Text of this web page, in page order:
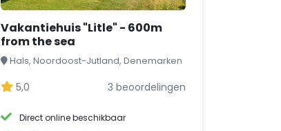
Vakantiehuis "Litle" - 600m
from the sea
Hals, Noordoost-Jutland, Denemarken
5,0 3 beoordelingen
Direct online beschikbaar